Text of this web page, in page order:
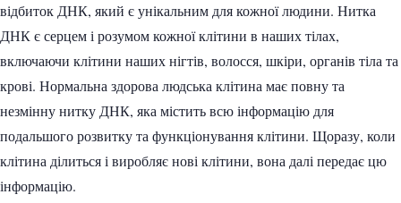
відбиток ДНК, який є унікальним для кожної людини. Нитка
ДНК є серцем і розумом кожної клітини в наших тілах,
включаючи клітини наших нігтів, волосся, шкіри, органів тіла та
крові. Нормальна здорова людська клітина має повну та
незмінну нитку ДНК, яка містить всю інформацію для
подальшого розвитку та функціонування клітини. Щоразу, коли
клітина ділиться і виробляє нові клітини, вона далі передає цю
інформацію.